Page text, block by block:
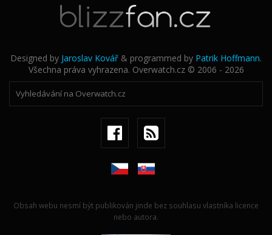
Designed by Jaroslav Kovář & programmed by Patrik Hoffmann.
Všechna práva vyhrazena. Overwatch.cz © 2006 - 2026
Obsah webu nesmí být publikován jinde bez souhlasu vlastníka licence
nebo autora.